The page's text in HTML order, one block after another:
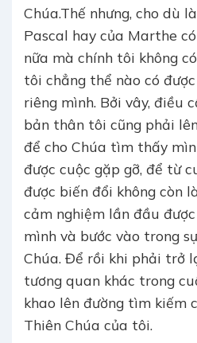
Chúa.Thế nhưng, cho dù
Pascal hay của Marthe
nữa mà chính tôi không
tôi chẳng thể nào có
riêng mình. Bởi vây, điều
bản thân tôi cũng phải
để cho Chúa tìm thấy
được cuộc gặp gỡ, để từ
được biến đổi không còn
cảm nghiệm lần đầu
mình và bước vào trong
Chúa. Để rồi khi phải trở
tương quan khác trong
khao lên đường tìm kiếm
Thiên Chúa của tôi.